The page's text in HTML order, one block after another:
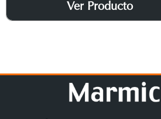
Ver Producto